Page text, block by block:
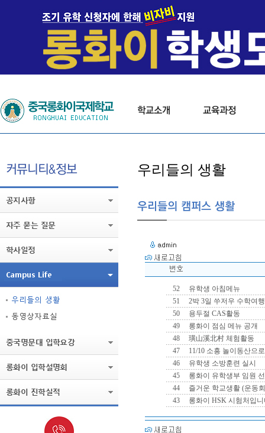
우리들의 생활
52
유학생 아침메뉴
51
2박 3일 쑤저우 수학여
50
용두절 CAS활동
49
롱화이 점심 메뉴 공개
48
璜山溪北村 체험활동
47
11/10 소흥 놀이동산으
46
유학생 소방훈련 실시
45
롱화이 유학생부 임원
44
즐거운 학교생활 (운동
43
롱화이 HSK 시험처입